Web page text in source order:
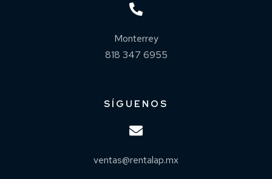
Monterrey
818 347 6955
SÍGUENOS
ventas@rentalap.mx